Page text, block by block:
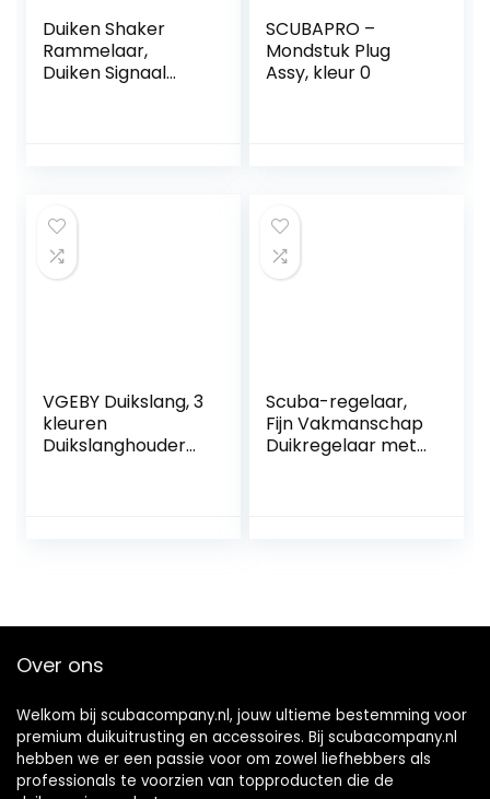
Duiken Shaker
Rammelaar,
Duiken Signaal
Accessoires voor
Duiken Liefhebber
(B)
SCUBAPRO –
Mondstuk Plug
Assy, kleur 0
VGEBY Duikslang, 3
kleuren
Duikslanghouder
Scuba-regelaar,
Fijn Vakmanschap
Duikregelaar met
Over ons
Welkom bij scubacompany.nl, jouw ultieme bestemming voor
premium duikuitrusting en accessoires. Bij scubacompany.nl
hebben we er een passie voor om zowel liefhebbers als
professionals te voorzien van topproducten die de